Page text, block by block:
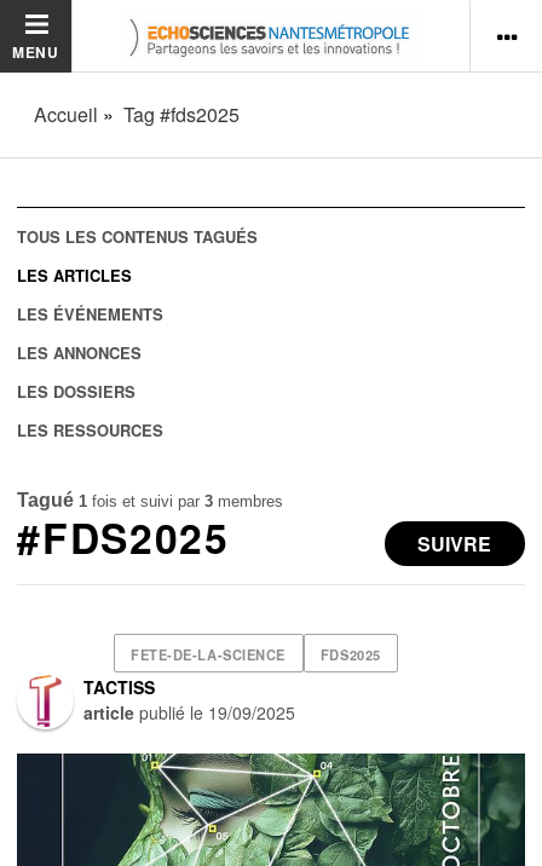
MENU
Accueil Tag #fds2025
TOUS LES CONTENUS TAGUÉS
LES ARTICLES
LES ÉVÉNEMENTS
LES ANNONCES
LES DOSSIERS
LES RESSOURCES
Tagué 1 fois et suivi par3 membres
SUIVRE
#FDS2025
FETE-DE-LA-SCIENCE FDS2025
TACTISS
article publié le 19/09/2025